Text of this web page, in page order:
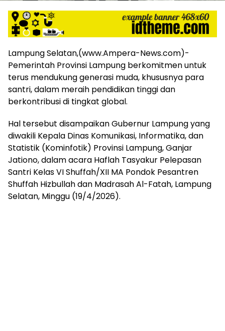
maupun
media
siber
desain
Koran
dan
media
siber
eksklusif,
bergaya
trendi,
mengandung
unsur
edukasi,
gaya
hidup,
Lampung Selatan,(www.Ampera-News.com)-
Pemerintah Provinsi Lampung berkomitmen untuk
terus mendukung generasi muda, khususnya para
santri, dalam meraih pendidikan tinggi dan
berkontribusi di tingkat global.
Hal tersebut disampaikan Gubernur Lampung yang
diwakili Kepala Dinas Komunikasi, Informatika, dan
Statistik (Kominfotik) Provinsi Lampung, Ganjar
Jationo, dalam acara Haflah Tasyakur Pelepasan
Santri Kelas VI Shuffah/XII MA Pondok Pesantren
Shuffah Hizbullah dan Madrasah Al-Fatah, Lampung
Selatan, Minggu (19/4/2026).